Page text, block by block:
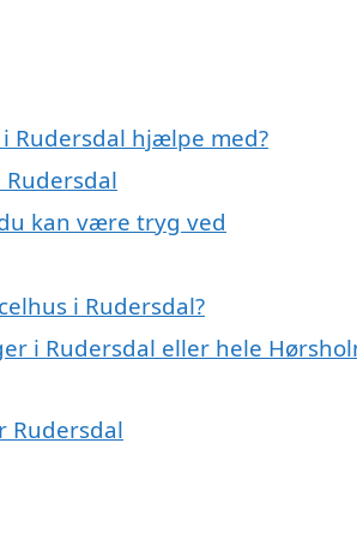
Rudersdal hjælpe med?
kan være tryg ved
i Rudersdal?
i Rudersdal eller hele
Rudersdal